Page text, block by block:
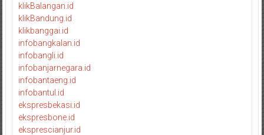
klikBalangan.id
klikBandung.id
klikbanggai.id
infobangkalan.id
infobangli.id
infobanjarnegara.id
infobantaeng.id
infobantul.id
ekspresbekasi.id
ekspresbone.id
eksprescianjur.id